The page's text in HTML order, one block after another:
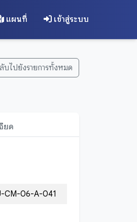
แผนที่ เข้าสู่ระบบ
บไปยังรายการทั้งหมด
ยด
CM-06-A-041